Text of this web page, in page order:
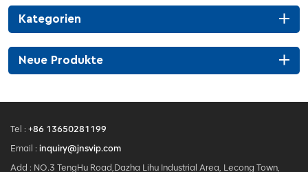
Service mit Ihren Bedürfnissen
ist akzeptabel.
Kategorien
Neue Produkte
Tel : +86 13650281199
Email : inquiry@jnsvip.com
Add : NO.3 TengHu Road,Dazha Lihu Industrial Area, Lecong Town,